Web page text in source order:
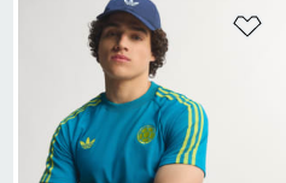
Dodaj do listy życzeń